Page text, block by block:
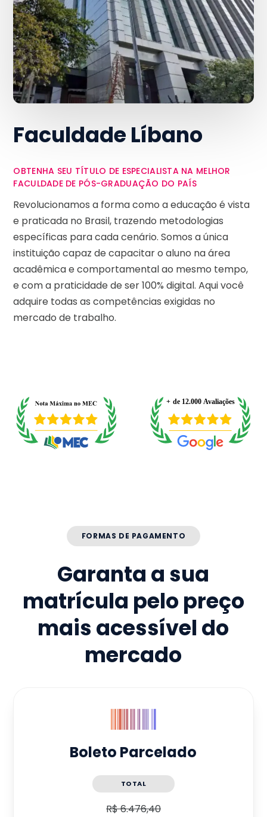
Faculdade Líbano
OBTENHA SEU TÍTULO DE ESPECIALISTA NA MELHOR
FACULDADE DE PÓS-GRADUAÇÃO DO PAÍS
Revolucionamos a forma como a educação é vista
e praticada no Brasil, trazendo metodologias
específicas para cada cenário. Somos a única
instituição capaz de capacitar o aluno na área
acadêmica e comportamental ao mesmo tempo,
e com a praticidade de ser 100% digital. Aqui você
adquire todas as competências exigidas no
mercado de trabalho.
FORMAS DE PAGAMENTO
Garanta a sua
matrícula pelo preço
mais acessível do
mercado
Boleto Parcelado
TOTAL
R$ 6.476,40